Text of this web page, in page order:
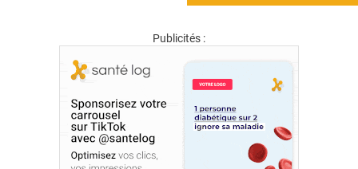
Publicités :